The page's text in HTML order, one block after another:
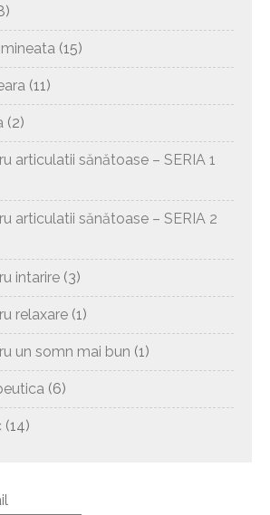
(15)
(11)
(2)
articulatii sănătoase – SERIA 1
articulatii sănătoase – SERIA 2
intarire (3)
relaxare (1)
un somn mai bun (1)
(6)
(14)